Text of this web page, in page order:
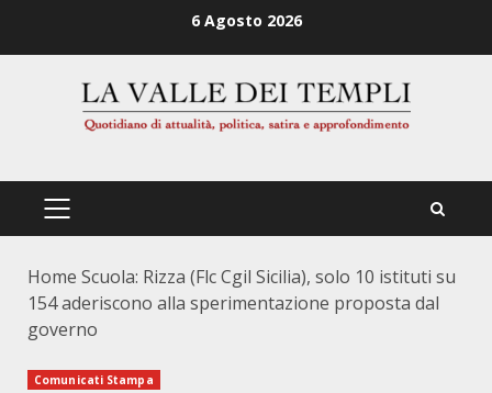
6 Agosto 2026
PRIMÄRES
Home Scuola: Rizza (Flc Cgil Sicilia), solo 10 istituti su
154 aderiscono alla sperimentazione proposta dal
governo
Comunicati Stampa